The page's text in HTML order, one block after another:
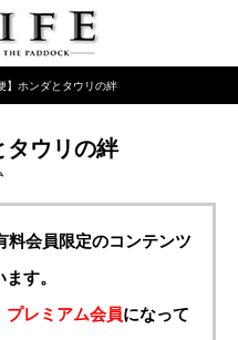
】ホンダとタウリの絆
タウリの絆
料会員限定のコンテンツ
す。
プレミアム会員になって